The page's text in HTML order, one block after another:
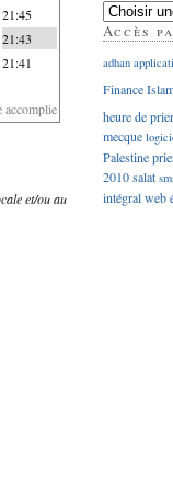
21:45
21:43
21:41
accomplie
et/ou au
Accès
adhan
Finance
heure de
mecque
Palestine
2010salat
intégralweb